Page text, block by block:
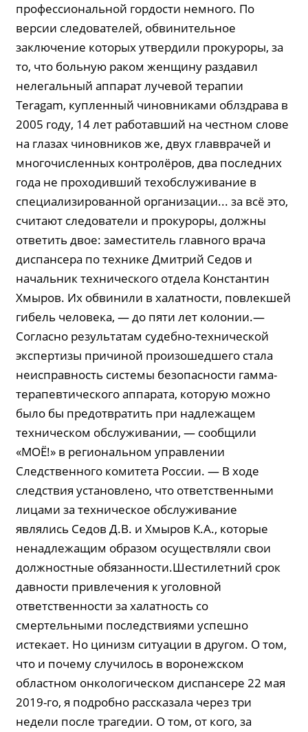
профессиональной гордости немного. По
версии следователей, обвинительное
заключение которых утвердили прокуроры, за
то, что больную раком женщину раздавил
нелегальный аппарат лучевой терапии
Teragam, купленный чиновниками облздрава в
2005 году, 14 лет работавший на честном слове
на глазах чиновников же, двух главврачей и
многочисленных контролёров, два последних
года не проходивший техобслуживание в
специализированной организации... за всё это,
считают следователи и прокуроры, должны
ответить двое: заместитель главного врача
диспансера по технике Дмитрий Седов и
начальник технического отдела Константин
Хмыров. Их обвинили в халатности, повлекшей
гибель человека, — до пяти лет колонии.—
Согласно результатам судебно-технической
экспертизы причиной произошедшего стала
неисправность системы безопасности гамма-
терапевтического аппарата, которую можно
было бы предотвратить при надлежащем
техническом обслуживании, — сообщили
«МОЁ!» в региональном управлении
Следственного комитета России. — В ходе
следствия установлено, что ответственными
лицами за техническое обслуживание
являлись Седов Д.В. и Хмыров К.А., которые
ненадлежащим образом осуществляли свои
должностные обязанности.Шестилетний срок
давности привлечения к уголовной
ответственности за халатность со
смертельными последствиями успешно
истекает. Но цинизм ситуации в другом. О том,
что и почему случилось в воронежском
областном онкологическом диспансере 22 мая
2019-го, я подробно рассказала через три
недели после трагедии. О том, от кого, за